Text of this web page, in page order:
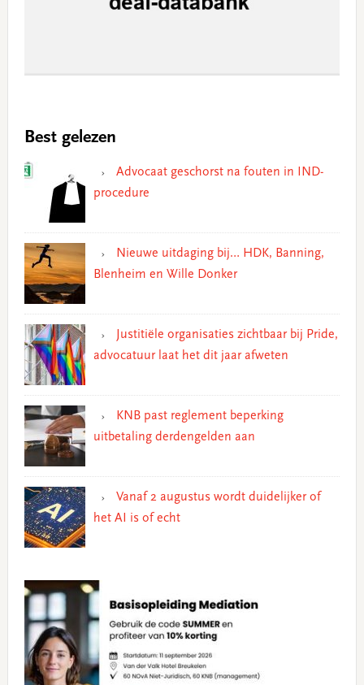
Best gelezen
Advocaat geschorst na fouten in IND-
procedure
Nieuwe uitdaging bij… HDK, Banning,
Blenheim en Wille Donker
Justitiële organisaties zichtbaar bij Pride,
advocatuur laat het dit jaar afweten
KNB past reglement beperking
uitbetaling derdengelden aan
Vanaf 2 augustus wordt duidelijker of
het AI is of echt